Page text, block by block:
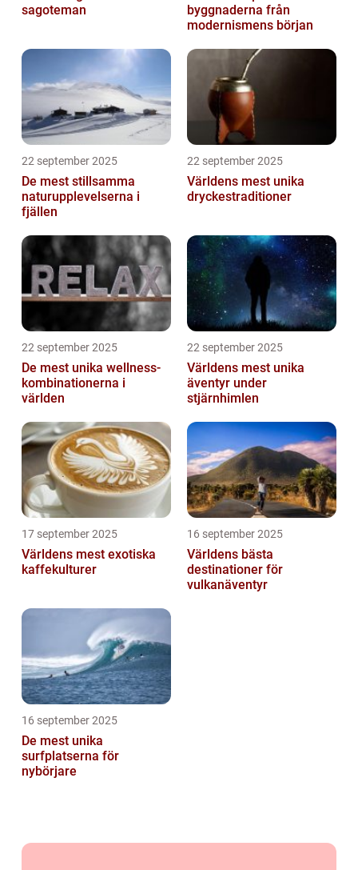
sagoteman
byggnaderna från
modernismens början
22 september 2025
De mest stillsamma
naturupplevelserna i
fjällen
22 september 2025
Världens mest unika
dryckestraditioner
22 september 2025
De mest unika wellness-
kombinationerna i
världen
22 september 2025
Världens mest unika
äventyr under
stjärnhimlen
17 september 2025
Världens mest exotiska
kaffekulturer
16 september 2025
Världens bästa
destinationer för
vulkanäventyr
16 september 2025
De mest unika
surfplatserna för
nybörjare